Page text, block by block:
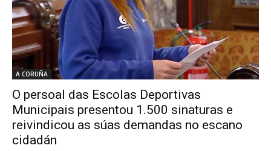
A CORUÑA
O persoal das Escolas Deportivas
Municipais presentou 1.500 sinaturas e
reivindicou as súas demandas no escano
cidadán